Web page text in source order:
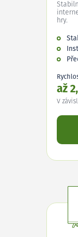
hry.
až
V